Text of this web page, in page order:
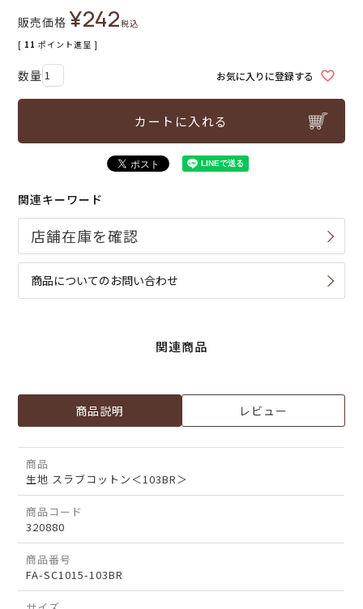
販売価格 ¥242税込
[ 11 ポイント進呈 ]
お気に入りに登録する
カートに入れる
関連キーワード
商品についてのお問い合わせ
関連商品
商品説明 レビュー
商品
生地 スラブコットン＜103BR＞
商品コード
320880
商品番号
FA-SC1015-103BR